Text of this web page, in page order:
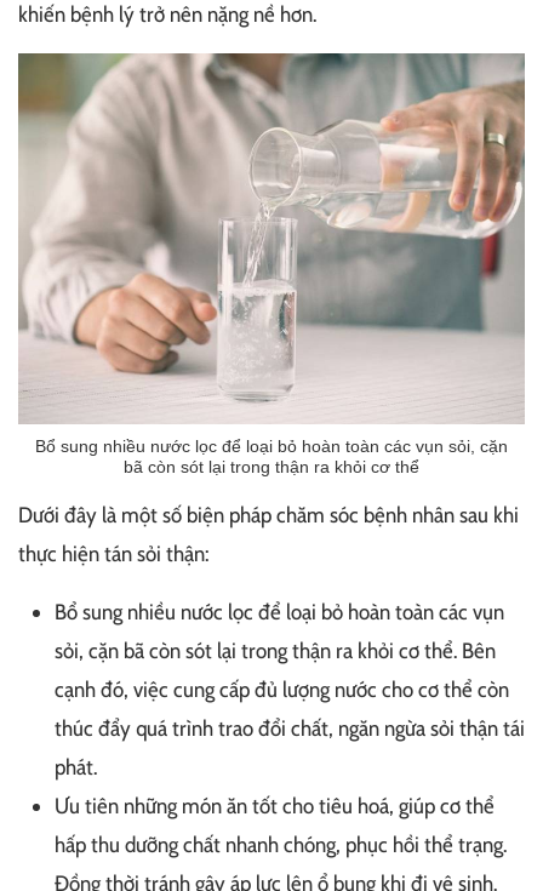
khiến bệnh lý trở nên nặng nề hơn.
Bổ sung nhiều nước lọc để loại bỏ hoàn toàn các vụn sỏi, cặn
bã còn sót lại trong thận ra khỏi cơ thể
Dưới đây là một số biện pháp chăm sóc bệnh nhân sau khi
thực hiện tán sỏi thận:
Bổ sung nhiều nước lọc để loại bỏ hoàn toàn các vụn
sỏi, cặn bã còn sót lại trong thận ra khỏi cơ thể. Bên
cạnh đó, việc cung cấp đủ lượng nước cho cơ thể còn
thúc đẩy quá trình trao đổi chất, ngăn ngừa sỏi thận tái
phát.
Ưu tiên những món ăn tốt cho tiêu hoá, giúp cơ thể
hấp thu dưỡng chất nhanh chóng, phục hồi thể trạng.
Đồng thời tránh gây áp lực lên ổ bụng khi đi vệ sinh.